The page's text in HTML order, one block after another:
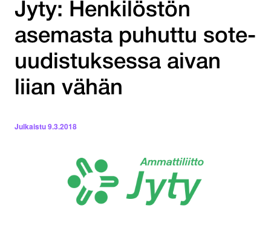
Jyty: Henkilöstön
asemasta puhuttu sote-
uudistuksessa aivan
liian vähän
Julkaistu9.3.2018